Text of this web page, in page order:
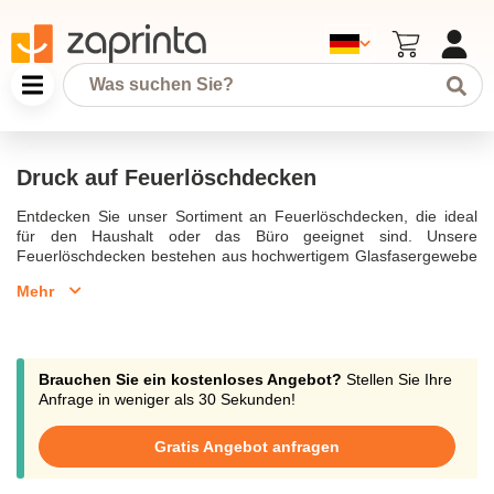
Druck auf Feuerlöschdecken
Entdecken Sie unser Sortiment an Feuerlöschdecken, die ideal
für den Haushalt oder das Büro geeignet sind. Unsere
Feuerlöschdecken bestehen aus hochwertigem Glasfasergewebe
bekämpfen. Jede Löschdecke wurde nach EN-Normen geprüft
individuell mit Ihrem Logo bedruckt werden, wodurch sie auch als
effektive Werbemittel genutzt werden kann. Wählen Sie aus
verschiedenen Drucktechniken wie Siebdruck oder Transferdruck,
aufzubringen. Diese Druckverfahren verwenden spezielle Tinte
und Klebstoff, die mittels Hitze und hoher Temperatur aufgebracht
werden, um einen dauerhaften Aufdruck zu gewährleisten.
Mehr
Brauchen Sie ein kostenloses Angebot? Stellen Sie Ihre
Anfrage in weniger als 30 Sekunden!
Gratis Angebot anfragen